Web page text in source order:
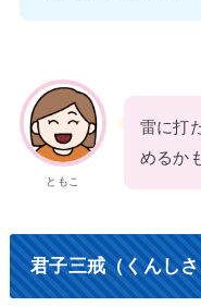
ともこ
雷に打
めるか
君子三戒（くんし